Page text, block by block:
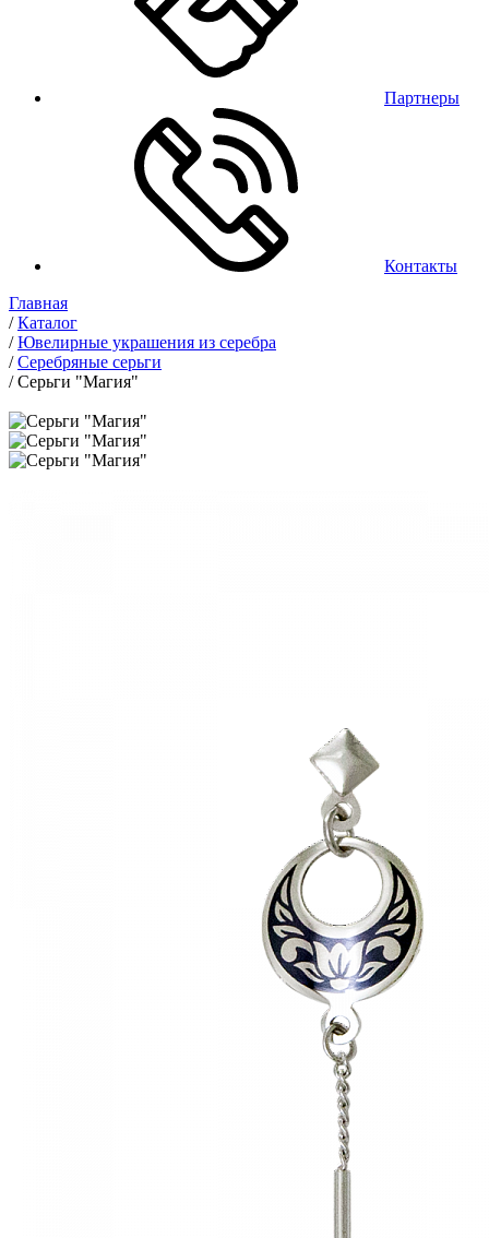
Партнеры
Контакты
Главная
/Каталог
/Ювелирные украшения из серебра
/Серебряные серьги
/Серьги "Магия"